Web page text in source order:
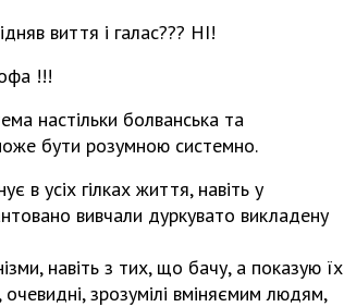
виття і галас??? НІ!
!!!
настільки болванська та
бути розумною системно.
в усіх гілках життя, навіть у
вивчали дуркувато викладену
навіть з тих, що бачу, а показую їх
зрозумілі вміняємим людям,